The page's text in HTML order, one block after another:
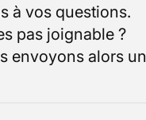
à vos questions.
pas joignable ?
envoyons alors un